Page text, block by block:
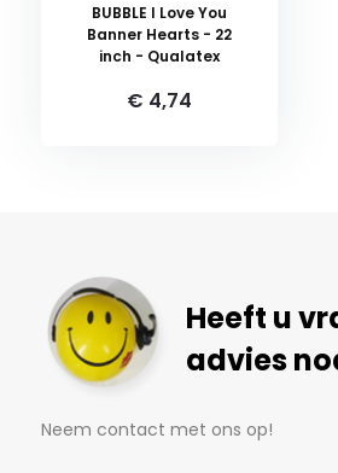
BUBBLE I Love You
Banner Hearts - 22
inch - Qualatex
€ 4,74
Heeft u
advies
Neem contact met ons op!